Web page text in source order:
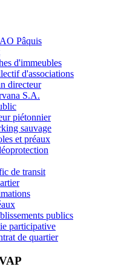
Pâquis
d'immeubles
d'associations
directeur
S.A.
piétonnier
sauvage
et préaux
de transit
publics
participative
de quartier